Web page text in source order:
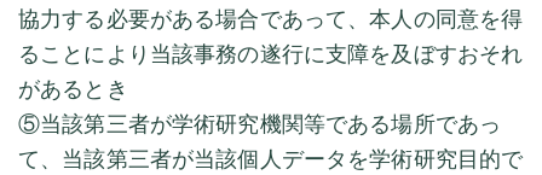
協力する必要がある場合であって、本人の同意を得
ることにより当該事務の遂行に支障を及ぼすおそれ
があるとき
⑤当該第三者が学術研究機関等である場所であっ
て、当該第三者が当該個人データを学術研究目的で